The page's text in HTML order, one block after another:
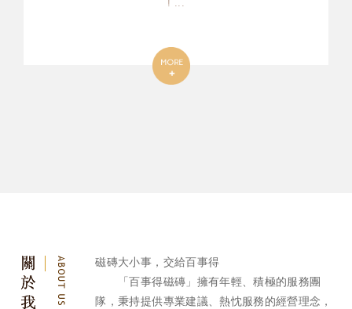
! ...
磁磚大小事，交給百事得
「百事得磁磚」擁有年輕、積極的服務團
隊，秉持提供專業建議、熱忱服務的經營理念，